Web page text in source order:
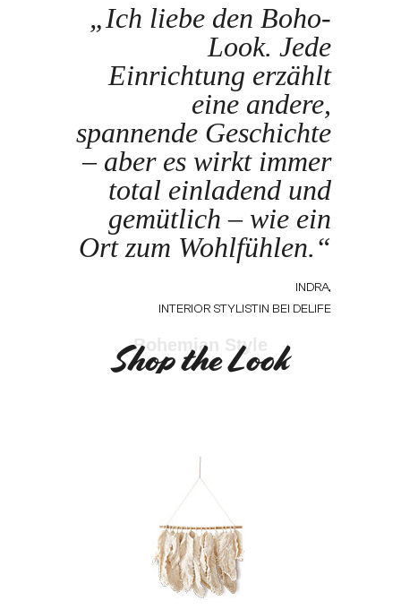
„Ich liebe den Boho-
Look. Jede
Einrichtung erzählt
eine andere,
spannende Geschichte
– aber es wirkt immer
total einladend und
gemütlich – wie ein
Ort zum Wohlfühlen.“
INDRA,
INTERIOR STYLISTIN BEI DELIFE
Shop the Look
Bohemian Style